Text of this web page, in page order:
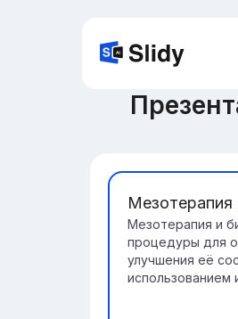
Мезотерапия
Мезотерапия и
процедуры для
улучшения её
использованием